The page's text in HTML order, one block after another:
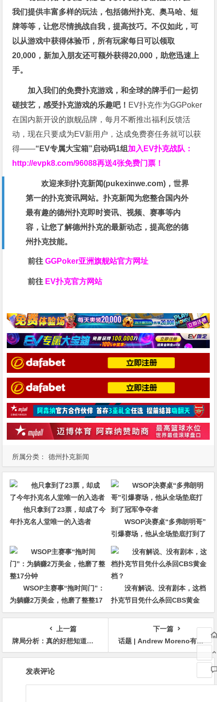
所属分类： 德州扑克新闻
我们提供丰富多样的玩法，包括德州扑克、奥马哈、短
牌等等，让您尽情挑战自我，提高技巧。不仅如此，可
以从游戏中获得体验币，所有玩家每日可以领取
20,000，新加入朋友还可额外获得20,000，助您迅速上
手。
加入我们的免费扑克游戏，和全球的牌手们一起切
磋技艺，感受扑克游戏的乐趣吧！ EV扑克作为GGPoker
在国内新开设的旗舰品牌，每月不断推出福利反馈活
动，现在只要成为EV新用户，达成免费赛任务就可以获
得——“EV专属大宝箱”启动码1组 加入EV扑克战队：
http://evpk8.com/96088再送4张免费门票！
欢迎来到扑克新闻(pukexinwe.com)，世界
第一的扑克资讯网站。扑克新闻为您整合国内外
最有趣的德州扑克即时资讯、视频、赛事等内
容，让您了解德州扑克的最新动态，提高您的德
州扑克技能。
前往GGPoker亚洲旗舰站官方网址
前往 EV扑克官方网站
他只拿到了23票，却成了今
年扑克名人堂唯一的入选者
WSOP决赛桌“多弗朗明哥”
引爆赛场，他从全场垫底打到了
冠军争夺者
WSOP主赛事“拖时间门”：
为躺赚2万美金，他磨了整整17
分钟
没有解说、没有剧本，这档
扑克节目凭什么杀回CBS黄金
档？
上一篇
牌局分析：真的好想知道他盖了什么牌
下一篇
话题 | Andrew Moreno有一个关于WSOP的廉价技巧，您可以在家尝试
发表评论